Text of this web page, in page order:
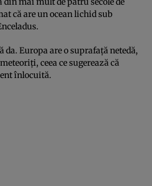
că are un ocean lichid sub
Europa are o suprafață netedă,
ceea ce sugerează că
înlocuită.